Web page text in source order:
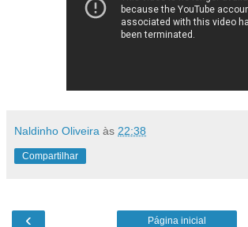
Naldinho Oliveira às 22:38
Compartilhar
‹ Página inicial